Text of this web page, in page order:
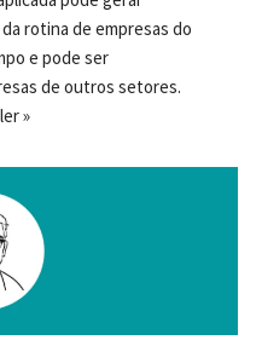
rotina de empresas do
e pode ser
de outros setores.
»